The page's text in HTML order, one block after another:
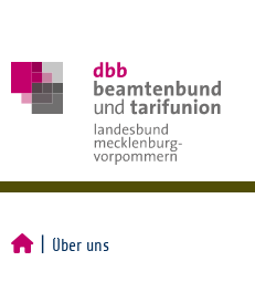
Über uns